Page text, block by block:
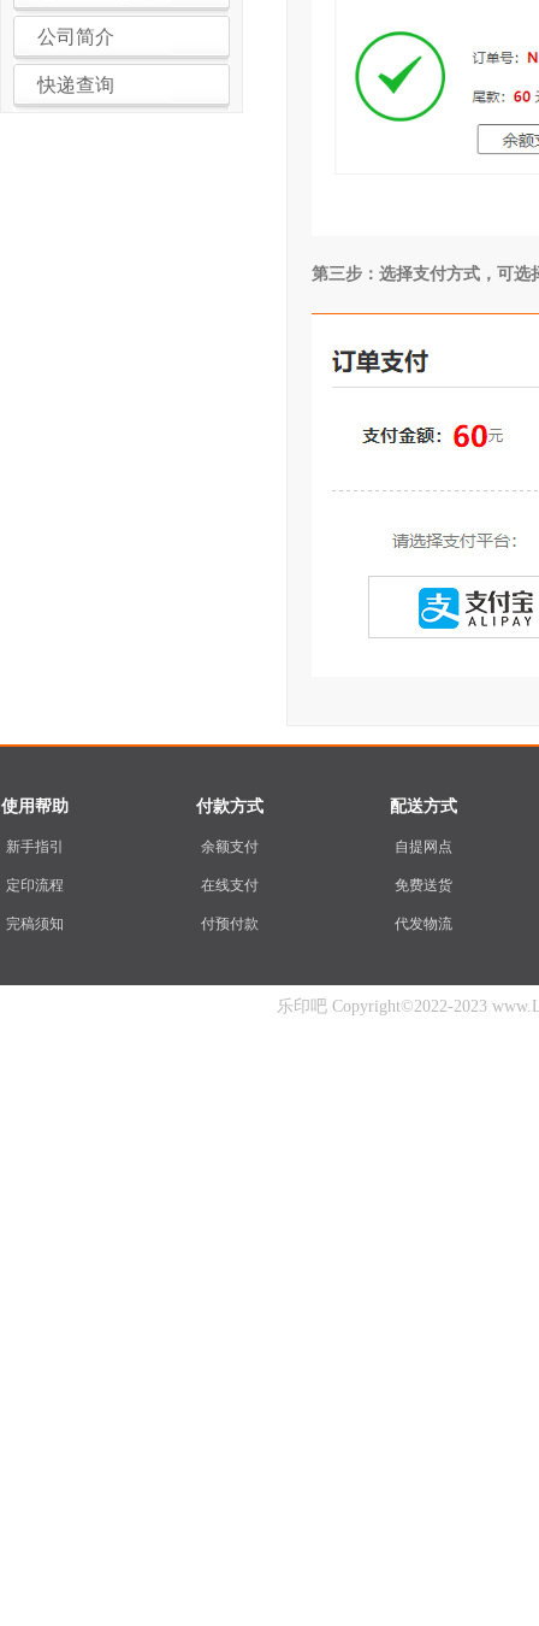
公司简介
快递查询
第三步：选择支付方式，可选
使用帮助
新手指引
定印流程
完稿须知
付款方式
余额支付
在线支付
付预付款
配送方式
自提网点
免费送货
代发物流
乐印吧 Copyright©2022-2023